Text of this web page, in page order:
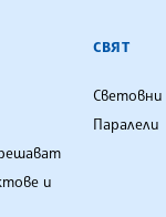
и
СВЯТ
Паралели